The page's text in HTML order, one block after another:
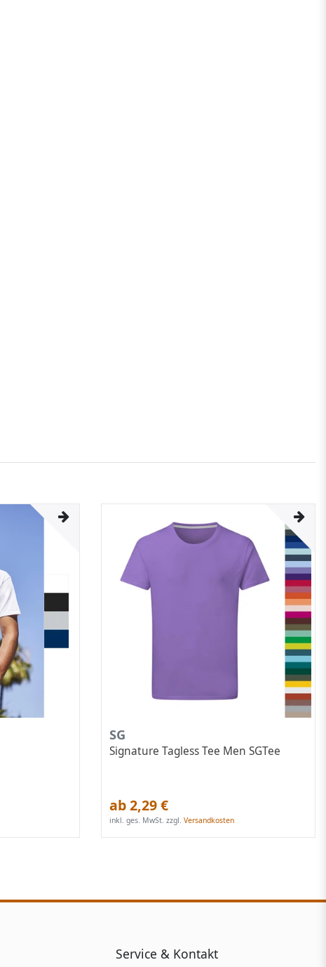
SG
Signature Tagless Tee Men SGTee
ab 2,29 €
inkl. ges. MwSt. zzgl.Versandkosten
Service & Kontakt